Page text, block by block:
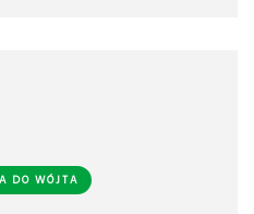
DO WÓJTA